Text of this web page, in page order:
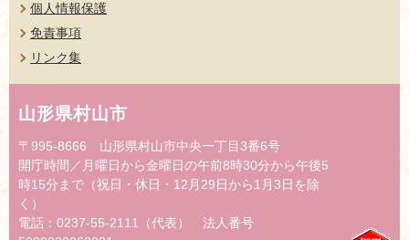
個人情報保護
免責事項
リンク集
山形県村山市
〒995-8666 山形県村山市中央一丁目3番6号
開庁時間／月曜日から金曜日の午前8時30分から午後5
時15分まで（祝日・休日・12月29日から1月3日を除
く）
電話：0237-55-2111（代表） 法人番号